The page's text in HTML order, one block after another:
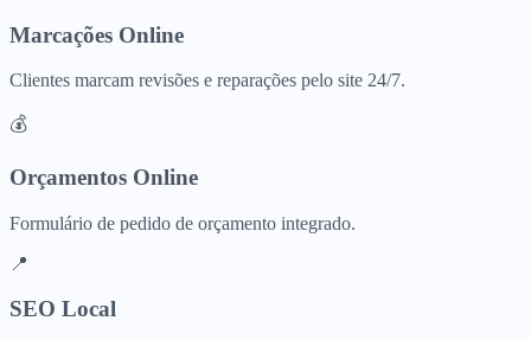
Marcações Online
Clientes marcam revisões e reparações pelo site 24/7.
💰
Orçamentos Online
Formulário de pedido de orçamento integrado.
📍
SEO Local